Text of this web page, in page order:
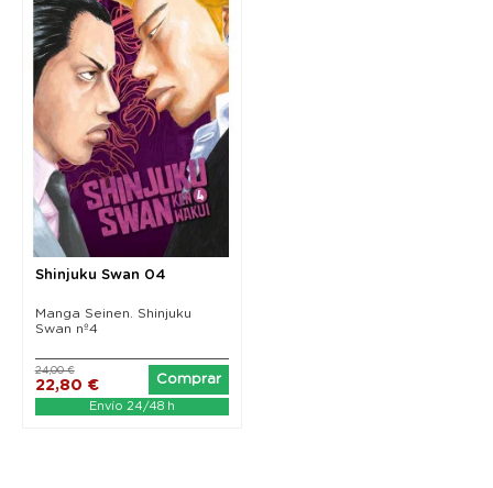
Shinjuku Swan 04
Manga Seinen. Shinjuku
Swan nº4
22,80 €
24,00 €
Comprar
Envío 24/48 h